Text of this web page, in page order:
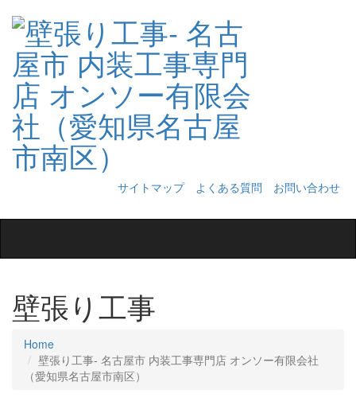
サイトマップ よくある質問
お問い合わせ
navigation
壁張り工事
Home
壁張り工事‐ 名古屋市 内装工事専門店 オンソー有限会社
（愛知県名古屋市南区）